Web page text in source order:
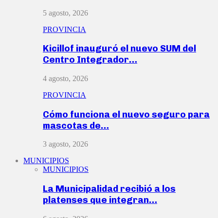
5 agosto, 2026
PROVINCIA
Kicillof inauguró el nuevo SUM del
Centro Integrador…
4 agosto, 2026
PROVINCIA
Cómo funciona el nuevo seguro para
mascotas de…
3 agosto, 2026
MUNICIPIOS
MUNICIPIOS
La Municipalidad recibió a los
platenses que integran…